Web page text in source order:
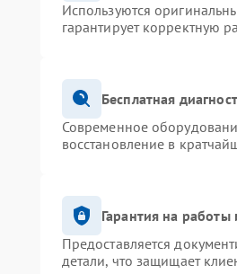
Используются
гарантирует корректную
Бесплатная
Современное
восстановление в
Гарантия на работы
Предоставляется
детали, что защищает